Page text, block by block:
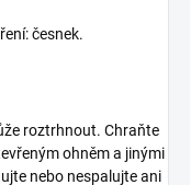
česnek.
roztrhnout. Chraňte
ohněm a jinými
nebo nespalujte ani